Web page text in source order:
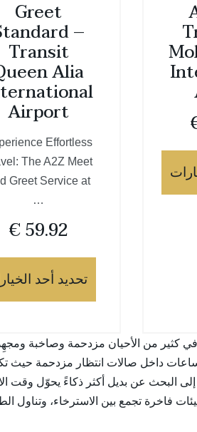
Greet
–
Transit
Alia
Airport
Effortless
The A2Z Meet
Greet Service at
…
€59.92
تحديد أحد
كثير من الأحيان مزدحمة وصاخبة
لساعات داخل صالات انتظار مزدحمة
البحث عن بديل أكثر ذكاءً يحوّل وقت
فاخرة تجمع بين الاسترخاء، وتناول